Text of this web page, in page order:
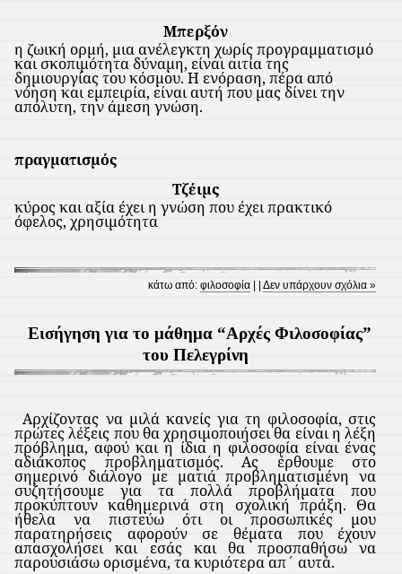
Μπερξόν
η ζωική ορμή, μια ανέλεγκτη χωρίς προγραμματισμό
και σκοπιμότητα δύναμη, είναι αιτία της
δημιουργίας του κόσμου. Η ενόραση, πέρα από
νόηση και εμπειρία, είναι αυτή που μας δίνει την
απόλυτη, την άμεση γνώση.
πραγματισμός
Τζέιμς
κύρος και αξία έχει η γνώση που έχει πρακτικό
όφελος, χρησιμότητα
κάτω από:φιλοσοφία | |Δεν υπάρχουν σχόλια »
Εισήγηση για το μάθημα “Αρχές Φιλοσοφίας”
του Πελεγρίνη
Αρχίζοντας να μιλά κανείς για τη φιλοσοφία, στις
πρώτες λέξεις που θα χρησιμοποιήσει θα είναι η λέξη
πρόβλημα, αφού και η ίδια η φιλοσοφία είναι ένας
αδιάκοπος προβληματισμός. Ας έρθουμε στο
σημερινό διάλογο με ματιά προβληματισμένη να
συζητήσουμε για τα πολλά προβλήματα που
προκύπτουν καθημερινά στη σχολική πράξη. Θα
ήθελα να πιστεύω ότι οι προσωπικές μου
παρατηρήσεις αφορούν σε θέματα που έχουν
απασχολήσει και εσάς και θα προσπαθήσω να
παρουσιάσω ορισμένα, τα κυριότερα απ΄ αυτά.